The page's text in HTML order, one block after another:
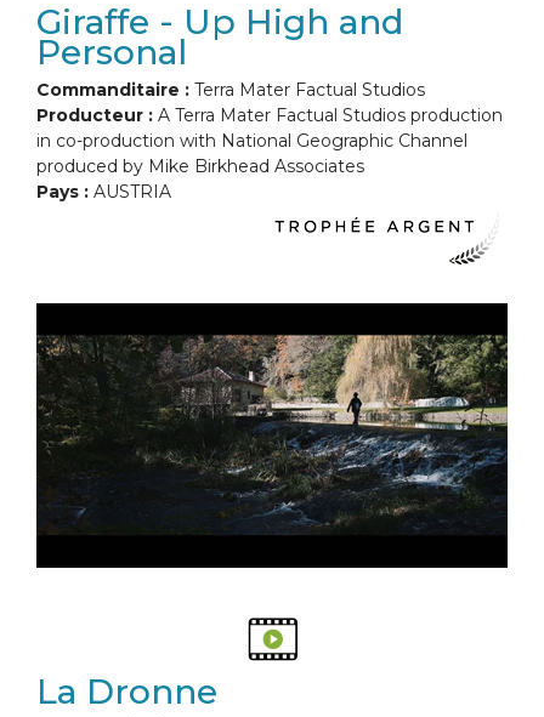
Giraffe - Up High and
Personal
Commanditaire : Terra Mater Factual Studios
Producteur : A Terra Mater Factual Studios production
in co-production with National Geographic Channel
produced by Mike Birkhead Associates
Pays : AUSTRIA
La Dronne